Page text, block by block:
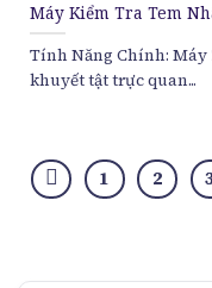
Máy Kiểm Tra Tem
Tính Năng Chính: Máy
khuyết tật trực quan...
1 2